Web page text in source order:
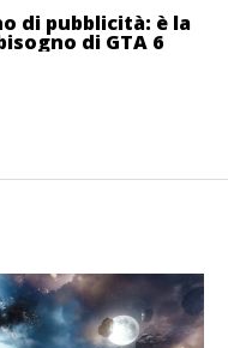
di pubblicità: è la
di GTA 6